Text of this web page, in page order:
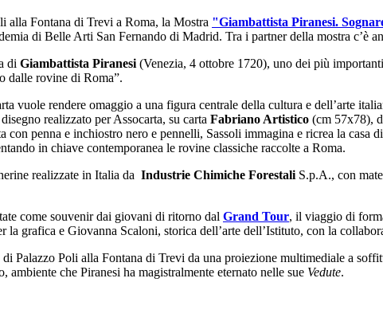
alla Fontana di Trevi a Roma, la Mostra "Giambattista Piranesi.
di Belle Arti San Fernando di Madrid. Tra i partner della mostra c’è
di Giambattista Piranesi (Venezia, 4 ottobre 1720), uno dei più
dalle rovine di Roma”.
vuole rendere omaggio a una figura centrale della cultura e dell’arte
realizzato per Assocarta, su carta Fabriano Artistico (cm 57x78),
con penna e inchiostro nero e pennelli, Sassoli immagina e ricrea la casa
in chiave contemporanea le rovine classiche raccolte a Roma.
realizzate in Italia da Industrie Chimiche Forestali S.p.A., con
come souvenir dai giovani di ritorno dal Grand Tour, il viaggio di
grafica e Giovanna Scaloni, storica dell’arte dell’Istituto, con la
Palazzo Poli alla Fontana di Trevi da una proiezione multimediale a
che Piranesi ha magistralmente eternato nelle sue Vedute.